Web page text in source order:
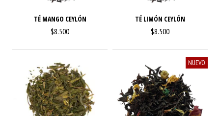
TÉ MANGO CEYLÓN
$8.500
TÉ LIMÓN CEYLÓN
$8.500
NUEVO